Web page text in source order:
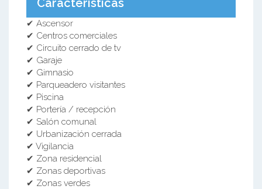
✔ Ascensor
✔ Centros comerciales
✔ Circuito cerrado de tv
✔ Garaje
✔ Gimnasio
✔ Parqueadero visitantes
✔ Piscina
✔ Portería / recepción
✔ Salón comunal
✔ Urbanización cerrada
✔ Vigilancia
✔ Zona residencial
✔ Zonas deportivas
✔ Zonas verdes